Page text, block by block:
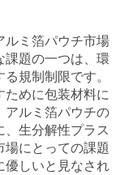
ルミ箔パウチ市場
課題の一つは、環
規制制限です。
ために包装材料に
アルミ箔パウチの
生分解性プラス
場にとっての課題
優しいと見なされ